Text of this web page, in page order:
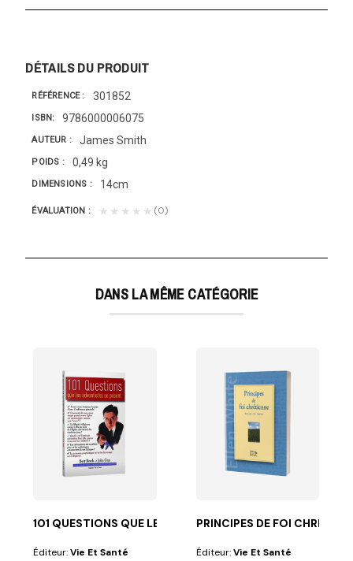
DÉTAILS DU PRODUIT
RÉFÉRENCE 301852
ISBN 9786000006075
AUTEUR James Smith
POIDS 0,49 kg
DIMENSIONS 14cm
ÉVALUATION ★★★★★ (0)
DANS LA MÊME CATÉGORIE
Testament...
101 QUESTIONS QUE LES ADVENTISTES SE POS
Éditeur:Vie Et Santé
PRINCIPES DE FOI
Éditeur:Vie Et Santé